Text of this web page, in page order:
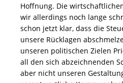
Hoffnung. Die
wir allerdings noch lange
schon jetzt klar, dass die
unsere Rücklagen
unseren politischen Zielen
all den sich abzeichnenden
aber nicht unseren